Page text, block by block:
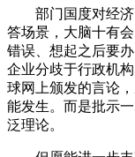
部门国度对经济
答场景，大脑十有
错误、想起之后要
企业分歧于行政机
球网上颁发的言论
能发生。而是批示
泛理论。